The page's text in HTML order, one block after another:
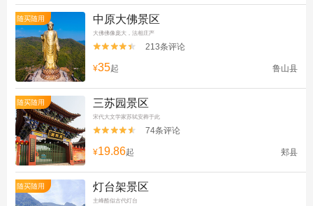
随买随用 中原大佛景区
大佛佛像庞大，法相庄严

 213条评论
¥35起 鲁山县
随买随用 三苏园景区
宋代大文学家苏轼安葬于此

 74条评论
¥19.86起 郏县
随买随用 灯台架景区
主峰酷似古代灯台